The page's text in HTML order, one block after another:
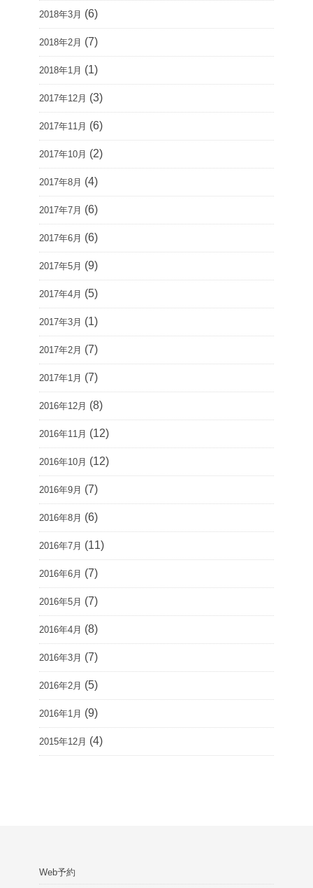
2018年3月 (6)
2018年2月 (7)
2018年1月 (1)
2017年12月 (3)
2017年11月 (6)
2017年10月 (2)
2017年8月 (4)
2017年7月 (6)
2017年6月 (6)
2017年5月 (9)
2017年4月 (5)
2017年3月 (1)
2017年2月 (7)
2017年1月 (7)
2016年12月 (8)
2016年11月 (12)
2016年10月 (12)
2016年9月 (7)
2016年8月 (6)
2016年7月 (11)
2016年6月 (7)
2016年5月 (7)
2016年4月 (8)
2016年3月 (7)
2016年2月 (5)
2016年1月 (9)
2015年12月 (4)
Web予約